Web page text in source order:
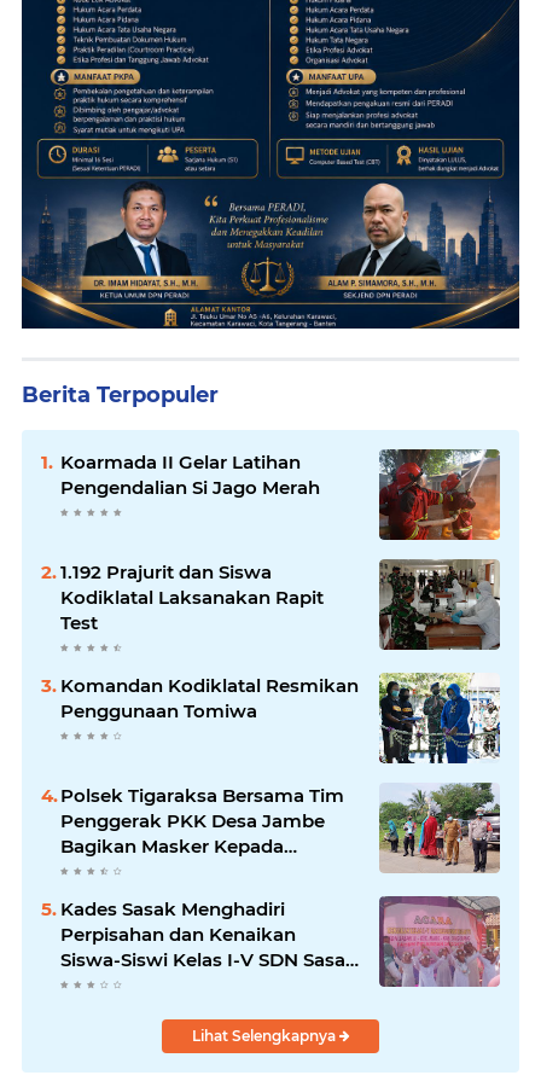
Berita Terpopuler
Koarmada II Gelar Latihan
Pengendalian Si Jago Merah
1.192 Prajurit dan Siswa
Kodiklatal Laksanakan Rapit
Test
Komandan Kodiklatal Resmikan
Penggunaan Tomiwa
Polsek Tigaraksa Bersama Tim
Penggerak PKK Desa Jambe
Bagikan Masker Kepada
Pengguna Jalan
Kades Sasak Menghadiri
Perpisahan dan Kenaikan
Siswa-Siswi Kelas I-V SDN Sasak
II
Lihat Selengkapnya